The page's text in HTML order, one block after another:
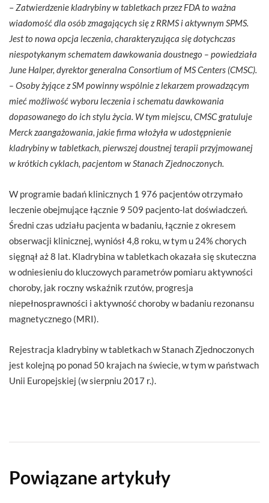
– Zatwierdzenie kladrybiny w tabletkach przez FDA to ważna
wiadomość dla osób zmagających się z RRMS i aktywnym SPMS.
Jest to nowa opcja leczenia, charakteryzująca się dotychczas
niespotykanym schematem dawkowania doustnego – powiedziała
June Halper, dyrektor generalna Consortium of MS Centers (CMSC).
– Osoby żyjące z SM powinny wspólnie z lekarzem prowadzącym
mieć możliwość wyboru leczenia i schematu dawkowania
dopasowanego do ich stylu życia. W tym miejscu, CMSC gratuluje
Merck zaangażowania, jakie firma włożyła w udostępnienie
kladrybiny w tabletkach, pierwszej doustnej terapii przyjmowanej
w krótkich cyklach, pacjentom w Stanach Zjednoczonych.
W programie badań klinicznych 1 976 pacjentów otrzymało
leczenie obejmujące łącznie 9 509 pacjento-lat doświadczeń.
Średni czas udziału pacjenta w badaniu, łącznie z okresem
obserwacji klinicznej, wyniósł 4,8 roku, w tym u 24% chorych
sięgnął aż 8 lat. Kladrybina w tabletkach okazała się skuteczna
w odniesieniu do kluczowych parametrów pomiaru aktywności
choroby, jak roczny wskaźnik rzutów, progresja
niepełnosprawności i aktywność choroby w badaniu rezonansu
magnetycznego (MRI).
Rejestracja kladrybiny w tabletkach w Stanach Zjednoczonych
jest kolejną po ponad 50 krajach na świecie, w tym w państwach
Unii Europejskiej (w sierpniu 2017 r.).
Powiązane artykuły